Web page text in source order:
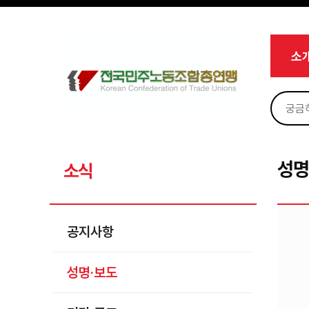
메뉴 건너뛰기
소
소식
공지사항
성명·보도
성
Sketchbook5, 스케치북5